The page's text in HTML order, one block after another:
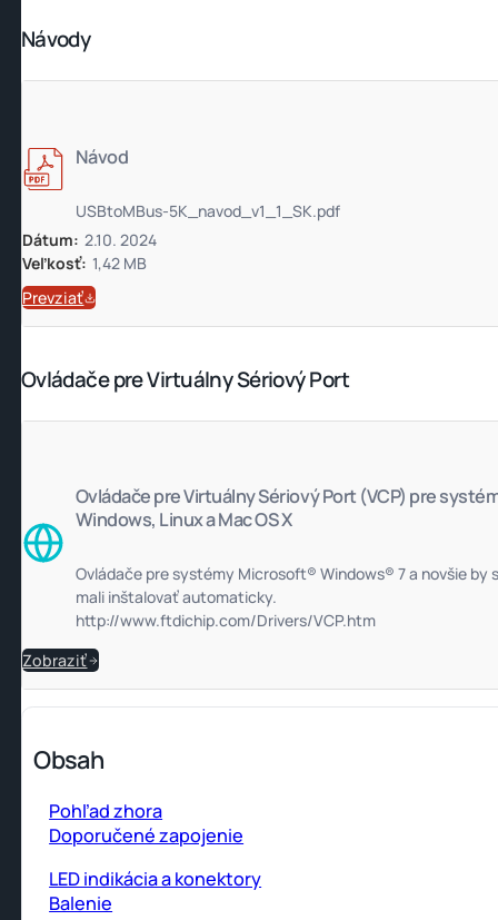
Návody
Návod
USBtoMBus-5K_navod_v1_1_SK.pdf
Dátum: 2.10. 2024
Veľkosť: 1,42 MB
Prevziať
Ovládače pre Virtuálny Sériový Port
Ovládače pre Virtuálny Sériový Port (VCP) pre
Windows, Linux a Mac OS X
Ovládače pre systémy Microsoft® Windows® 7 a novšie by
mali inštalovať automaticky.
http://www.ftdichip.com/Drivers/VCP.htm
Zobraziť
Obsah
Pohľad zhora
Doporučené zapojenie
LED indikácia a konektory
Balenie